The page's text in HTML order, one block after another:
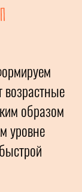
возрастные
образом
уровне